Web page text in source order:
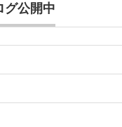
グ公開中